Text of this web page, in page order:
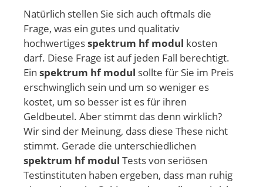
Natürlich stellen Sie sich auch oftmals die
Frage, was ein gutes und qualitativ
hochwertigesspektrum hf modul kosten
darf. Diese Frage ist auf jeden Fall berechtigt.
Ein spektrum hf modul sollte für Sie im Preis
erschwinglich sein und um so weniger es
kostet, um so besser ist es für ihren
Geldbeutel. Aber stimmt das denn wirklich?
Wir sind der Meinung, dass diese These nicht
stimmt. Gerade die unterschiedlichen
spektrum hf modul Tests von seriösen
Testinstituten haben ergeben, dass man ruhig